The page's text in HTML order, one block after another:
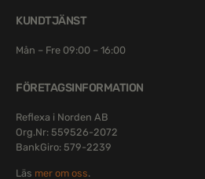
KUNDTJÄNST
Mån – Fre 09:00 – 16:00
FÖRETAGSINFORMATION
Reflexa i Norden AB
Org.Nr: 559526-2072
BankGiro: 579-2239
Läs mer om oss.